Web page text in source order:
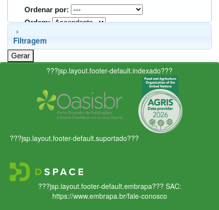
Ordenar por:
Ordem:
Filtragem
???jsp.layout.footer-default.indexado???
???jsp.layout.footer-default.suportado???
???jsp.layout.footer-default.embrapa??? SAC:
https://www.embrapa.br/fale-conosco